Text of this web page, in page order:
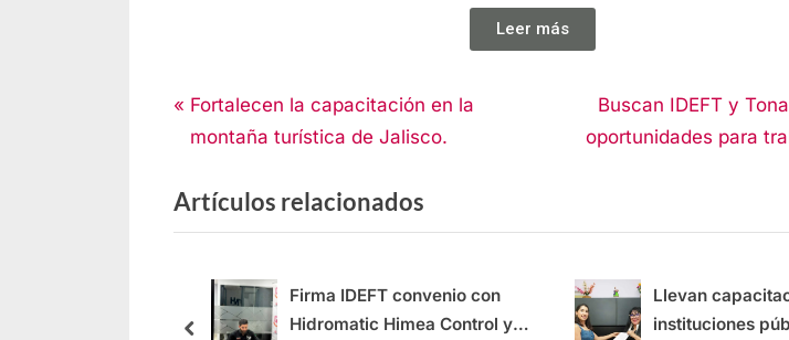
Leer más
Noticias
Fortalecen la capacitación en la
montaña turística de Jalisco.
Buscan IDEFT y
oportunidades para
Artículos relacionados
Firma IDEFT convenio con
Hidromatic Himea Control y
Llevan
instituciones